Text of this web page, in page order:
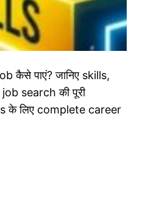
कैसे पाएं? जानिए skills,
search की पूरी
के लिए complete career